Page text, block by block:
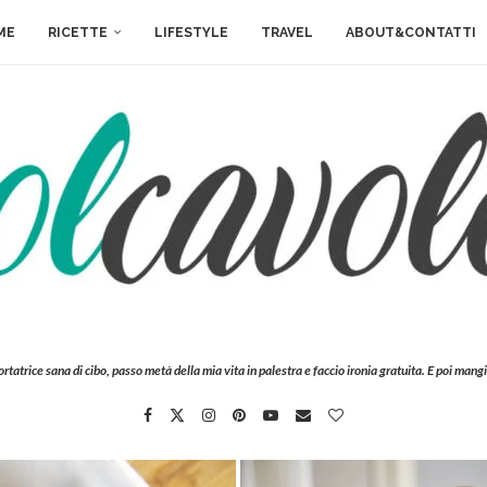
RICETTE LIFESTYLE TRAVEL ABOUT&CONTATTI
sana di cibo, passo metà della mia vita in palestra e faccio ironia gratuita. E poi